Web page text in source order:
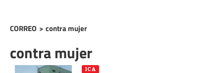
CORREO > contra mujer
contra mujer
ICA